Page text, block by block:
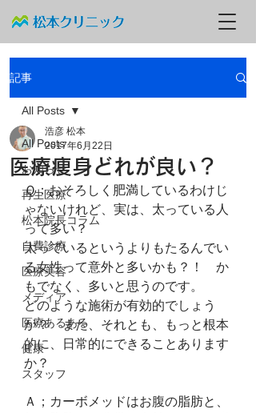
記事
All Posts
お知らせ
再生医療
松本院長コラム
自費診療
医療美容
メディア
医療あるある
健康
スタッフ
All Posts
医療痩身どれが良い？
浩彦 松本
2017年6月22日
Ｑ：おそろしく肥満しているわけじ
ゃないけれど、実は、太っている人
って多い？
太っているというよりもたるんでい
る女性って意外と多いかも？！　か
もでなく、多いと思うのです。
どのような施術が有効的でしょう
か？　また、それとも、もっと根本
的に、日常的にできることあります
か？
Ａ；カーボメッドはお腹の脂肪と、